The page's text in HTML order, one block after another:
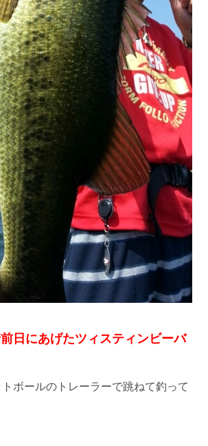
日にあげたツィスティンビーバ
ボールのトレーラーで跳ねて釣って